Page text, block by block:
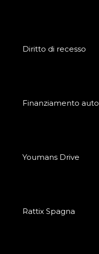
Diritto di recesso
Finanziamento auto
Youmans Drive
Rattix Spagna